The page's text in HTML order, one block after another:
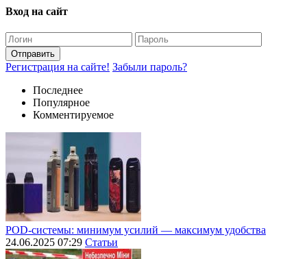
Вход на сайт
Отправить
Регистрация на сайте! Забыли пароль?
Последнее
Популярное
Комментируемое
POD-системы: минимум усилий — максимум удобства
24.06.2025 07:29 Статьи